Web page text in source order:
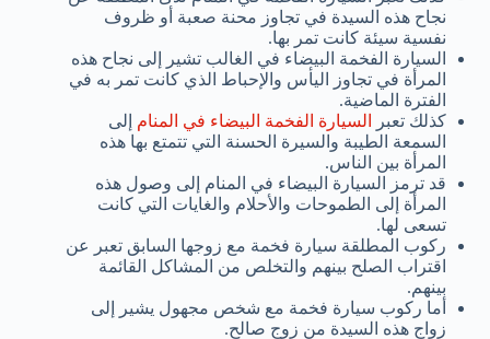
نجاح هذه السيدة في تجاوز محنة صعبة أو ظروف
نفسية سيئة كانت تمر بها.
السيارة الفخمة البيضاء في الغالب تشير إلى نجاح هذه
المرأة في تجاوز اليأس والإحباط الذي كانت تمر به في
الفترة الماضية.
كذلك تعبر
السيارة الفخمة البيضاء في المنام إلى
السمعة الطيبة والسيرة الحسنة التي تتمتع بها هذه
المرأة بين الناس.
قد ترمز السيارة البيضاء في المنام إلى وصول هذه
المرأة إلى الطموحات والأحلام والغايات التي كانت
تسعى لها.
ركوب المطلقة سيارة فخمة مع زوجها السابق تعبر عن
اقتراب الصلح بينهم والتخلص من المشاكل القائمة
بينهم.
أما ركوب سيارة فخمة مع شخص مجهول يشير إلى
زواج هذه السيدة من زوج صالح.